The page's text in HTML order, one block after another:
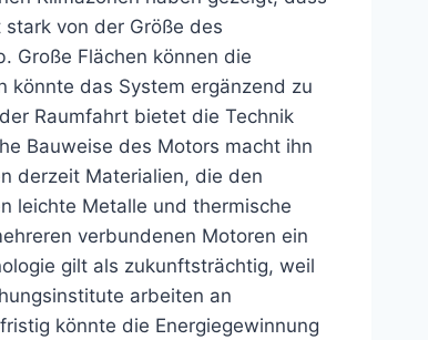
von der Größe des
Große Flächen können die
könnte das System ergänzend zu
Raumfahrt bietet die Technik
Bauweise des Motors macht ihn
derzeit Materialien, die den
leichte Metalle und thermische
verbundenen Motoren ein
gilt als zukunftsträchtig, weil
arbeiten an
könnte die Energiegewinnung